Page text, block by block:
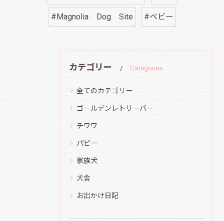
#Magnolia Dog Site #ベビー
カテゴリー Categories
全てのカテゴリー
ゴールデンレトリーバー
チワワ
パピー
家族犬
犬舎
お出かけ日記